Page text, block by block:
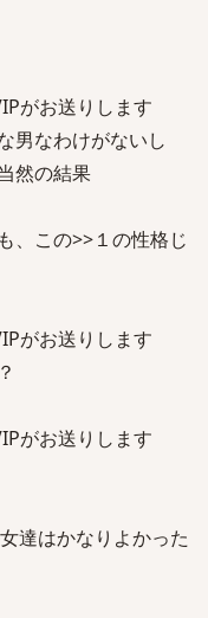
がお送りします
男なわけがないし
然の結果
、この>>１の性格じ
がお送りします
がお送りします
達はかなりよかった